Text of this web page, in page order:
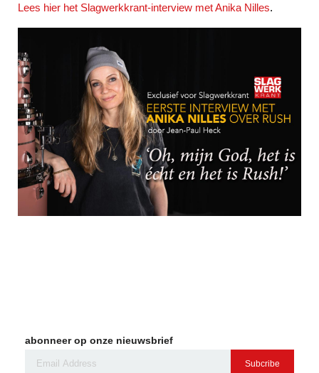
Lees hier het Slagwerkkrant-interview met Anika Nilles.
abonneer op onze nieuwsbrief
Subcribe